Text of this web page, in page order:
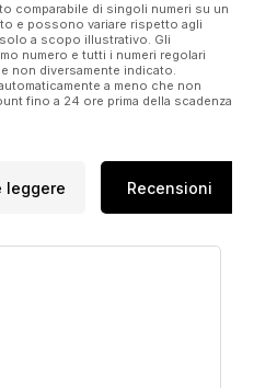
comparabile di singoli numeri su un
e possono variare rispetto agli
a scopo illustrativo. Gli
numero e tutti i numeri regolari
non diversamente indicato.
a meno che non
fino a 24 ore prima della scadenza
leggere Recensioni